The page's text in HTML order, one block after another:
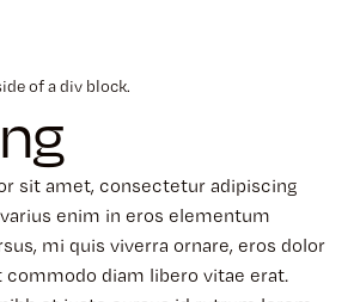
of a div block.
sit amet, consectetur adipiscing
enim in eros elementum
mi quis viverra ornare, eros dolor
commodo diam libero vitae erat.